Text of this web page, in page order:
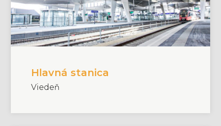
Hlavná stanica
Viedeň